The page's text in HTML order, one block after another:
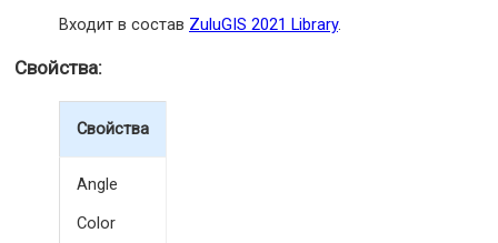
Входит в состав ZuluGIS 2021 Library.
Свойства:
Свойства
Angle
Color